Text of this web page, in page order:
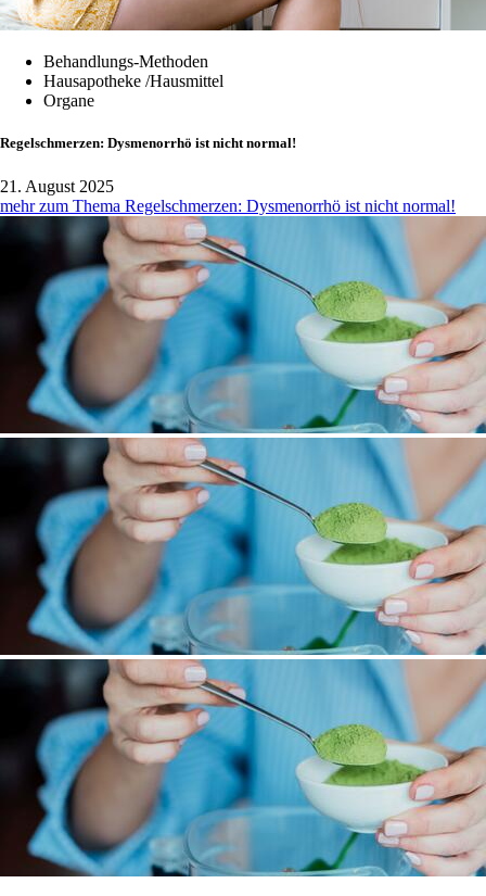
Behandlungs-Methoden
Hausapotheke /Hausmittel
Organe
Regelschmerzen: Dysmenorrhö ist nicht normal!
21. August 2025
mehr zum Thema Regelschmerzen: Dysmenorrhö ist nicht normal!